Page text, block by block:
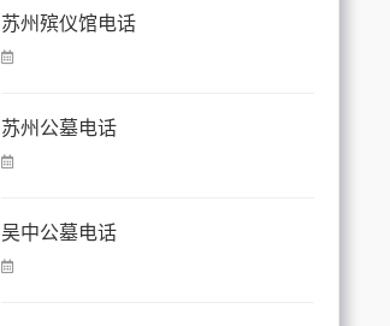
苏州殡仪馆电话
苏州公墓电话
吴中公墓电话